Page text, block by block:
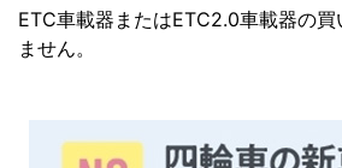
ETC車載器またはETC2.0車載器の買
ません。